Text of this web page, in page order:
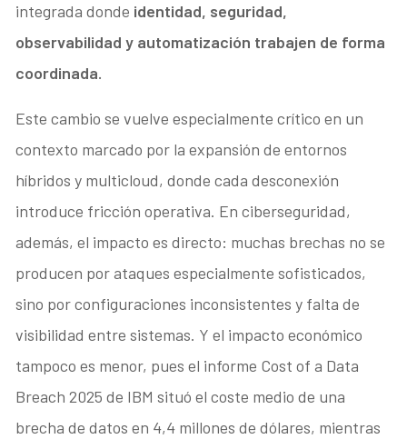
integrada donde identidad, seguridad,
observabilidad y automatización trabajen de forma
coordinada.
Este cambio se vuelve especialmente crítico en un
contexto marcado por la expansión de entornos
híbridos y multicloud, donde cada desconexión
introduce fricción operativa. En ciberseguridad,
además, el impacto es directo: muchas brechas no se
producen por ataques especialmente sofisticados,
sino por configuraciones inconsistentes y falta de
visibilidad entre sistemas. Y el impacto económico
tampoco es menor, pues el informe Cost of a Data
Breach 2025 de IBM situó el coste medio de una
brecha de datos en 4,4 millones de dólares, mientras